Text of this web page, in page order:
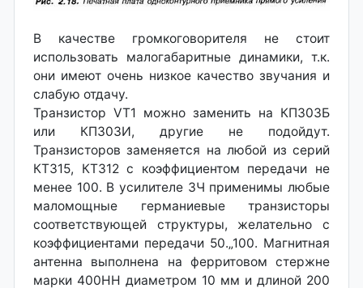
В качестве громкоговорителя не стоит
использовать малогабаритные динамики, т.к.
они имеют очень низкое качество звучания и
слабую отдачу.
Транзистор VT1 можно заменить на КП303Б
или КП303И, другие не подойдут.
Транзисторов заменяется на любой из серий
КТ315, КТ312 с коэффициентом передачи не
менее 100. В усилителе ЗЧ применимы любые
маломощные германиевые транзисторы
соответствующей структуры, желательно с
коэффициентами передачи 50.„100. Магнитная
антенна выполнена на ферритовом стержне
марки 400НН диаметром 10 мм и длиной 200